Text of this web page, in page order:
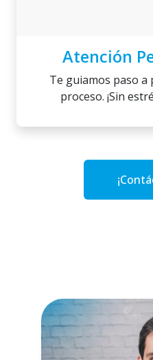
Atención
Te guiamos paso
proceso. ¡Sin